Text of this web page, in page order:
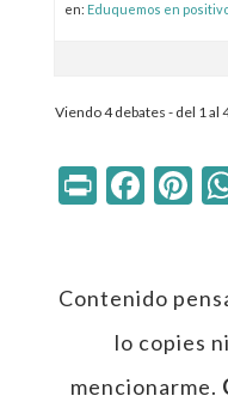
en: Eduquemos en
Viendo 4 debates - del 1 al
Print
Contenido
lo copies
mencionarme.